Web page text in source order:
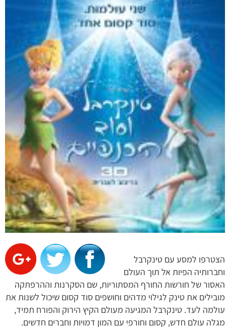
הצטרפו למסע עם טינקרבל
וחברותיה הפיות אל תוך העולם
האסור של חורשות החורף המסתוריות, שם הסקרנות וההרפתקה
מובילים את טינק לגילוי מדהים וחושפים סוד קסום שיכול לשנות את
עולמה לעד. טינקרבל המגיעה מעולם הקיץ הירוק והפורח תמיד,
מגלה עולם חדש, קסום וחורפי עם המון דמויות וחברים חדשים.